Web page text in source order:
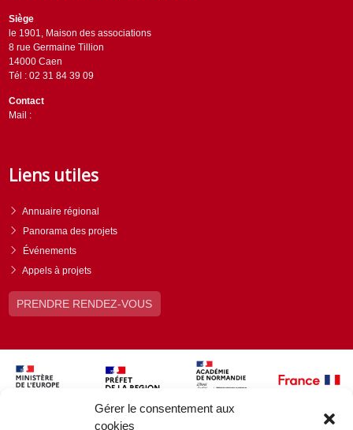
Gérer le consentement aux
cookies
Siège
le 1901, Maison des associations
8 rue Germaine Tillion
14000 Caen
Tél : 02 31 84 39 09
Contact
Mail :
Liens utiles
Annuaire régional
Panorama des projets
Événements
Appels à projets
PRENDRE RENDEZ-VOUS